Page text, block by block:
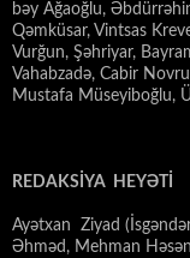
bəy Ağaoğlu,
Qəmküsar, Vintsas
Vurğun, Şəhriyar,
Vahabzadə, Cabir
Mustafa Müseyiboğlu,
REDAKSİYA HEYƏTİ
Ayətxan Ziyad
Əhməd, Mehman